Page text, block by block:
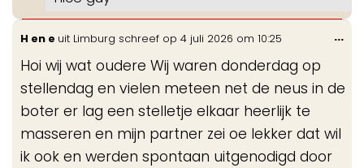
H en e uit Limburg schreef op 4 juli 2026 om 10:25
Hoi wij wat oudere Wij waren donderdag op
stellendag en vielen meteen net de neus in de
boter er lag een stelletje elkaar heerlijk te
masseren en mijn partner zei oe lekker dat wil
ik ook en werden spontaan uitgenodigd door
...